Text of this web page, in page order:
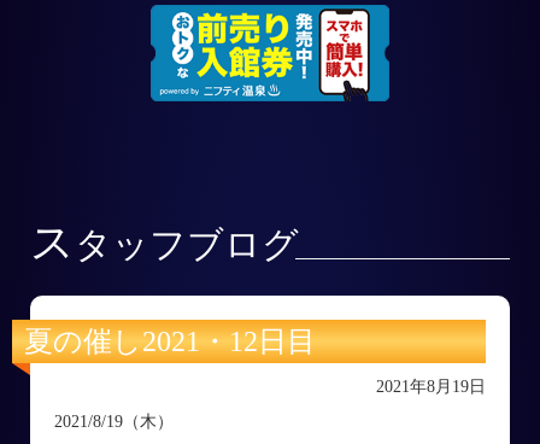
ス タッフブログ
夏の催し2021・12日目
2021年8月19日
2021/8/19（木）